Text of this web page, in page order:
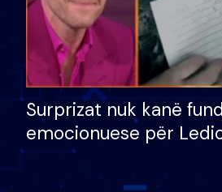
Surprizat nuk kanë
emocionuese për
nëna dhe fëmijët e tij,
nuk i mban dot lotët: